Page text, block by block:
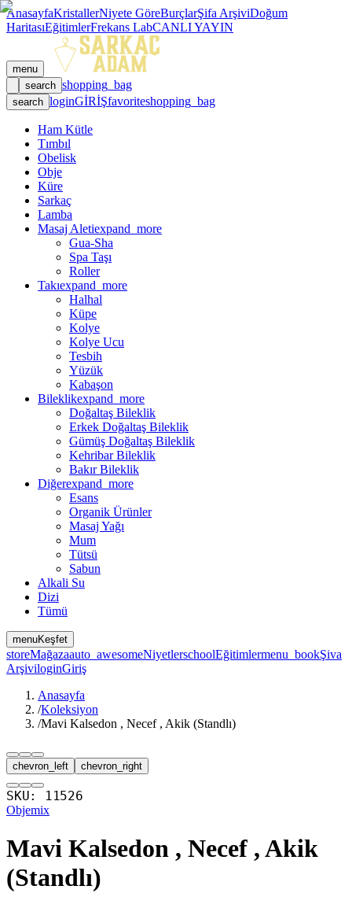
AnasayfaKristallerNiyete GöreBurçlarŞifa ArşiviDoğum
HaritasıEğitimlerFrekans LabCANLI YAYIN
menu
search shopping_bag
search loginGİRİŞfavoriteshopping_bag
Ham Kütle
Tımbıl
Obelisk
Obje
Küre
Sarkaç
Lamba
Masaj Aletiexpand_more
Gua-Sha
Spa Taşı
Roller
Takıexpand_more
Halhal
Küpe
Kolye
Kolye Ucu
Tesbih
Yüzük
Kabaşon
Bileklikexpand_more
Doğaltaş Bileklik
Erkek Doğaltaş Bileklik
Gümüş Doğaltaş Bileklik
Kehribar Bileklik
Bakır Bileklik
Diğerexpand_more
Esans
Organik Ürünler
Masaj Yağı
Mum
Tütsü
Sabun
Alkali Su
Dizi
Tümü
menuKeşfet
storeMağazaauto_awesomeNiyetlerschoolEğitimlermenu_bookŞiva
ArşiviloginGiriş
Anasayfa
/Koleksiyon
/Mavi Kalsedon , Necef , Akik (Standlı)
chevron_left chevron_right
SKU: 11526
Objemix
Mavi Kalsedon , Necef , Akik
(Standlı)